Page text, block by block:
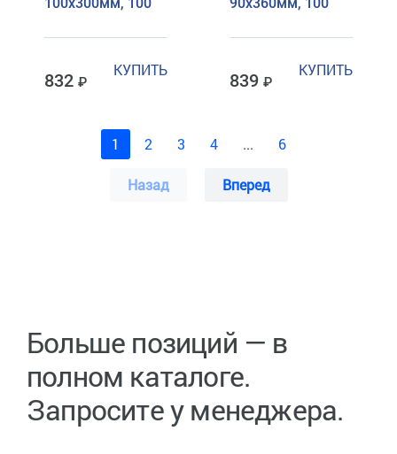
832
КУПИТЬ
839
КУПИТЬ
Назад
1 2 3 4 ... 6
Вперед
Больше позиций — в
полном каталоге.
Запросите у менеджера.